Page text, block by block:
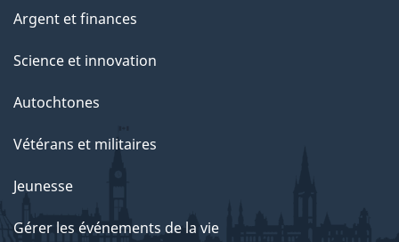
Argent et finances
Science et innovation
Autochtones
Vétérans et militaires
Jeunesse
Gérer les événements de la vie